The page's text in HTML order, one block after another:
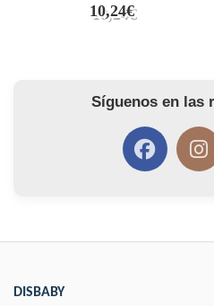
10,24€
Síguenos en las
DISBABY